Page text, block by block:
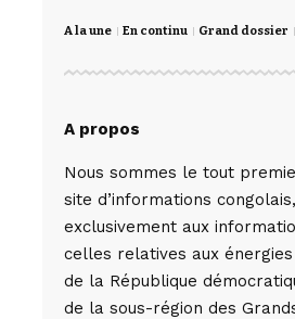
A la une En continu Grand dossier
A propos
Nous sommes le tout
site d’informations
exclusivement aux
celles relatives aux
de la République
de la sous-région des